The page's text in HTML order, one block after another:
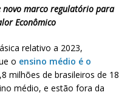
novo marco regulatório para
Econômico
relativo a 2023,
o ensino médio é o
milhões de brasileiros de 18
médio, e estão fora da